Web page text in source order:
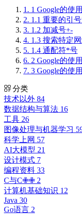
1. 1 Google的使
2. 1.1 重要的引号
3. 1.2 加减号+-
4. 1.3 搜索特定
5. 1.4 通配符*号
6. 2 Google的使
7. 3 Google的使
分类
技术以外 84
数据结构与算法 16
工具 26
图像处理与机器学习
科学上网 57
AI大模型 21
设计模式 7
编程资料 33
C与C✙✙ 2
计算机基础知识 12
Java 30
Go语言 2